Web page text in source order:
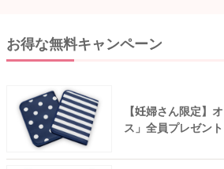
お得な無料キャンペーン
【妊婦さん限定】
ス」全員プレゼント